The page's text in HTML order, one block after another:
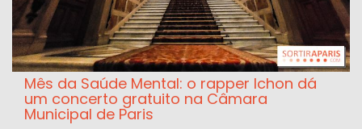
Mês da Saúde Mental: o rapper Ichon dá
um concerto gratuito na Câmara
Municipal de Paris